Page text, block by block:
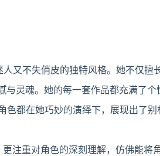
又不失俏皮的独特风格。她不仅擅
灵魂。她的每一套作品都充满了个
色都在她巧妙的演绎下，展现出了
注重对角色的深刻理解，仿佛能将